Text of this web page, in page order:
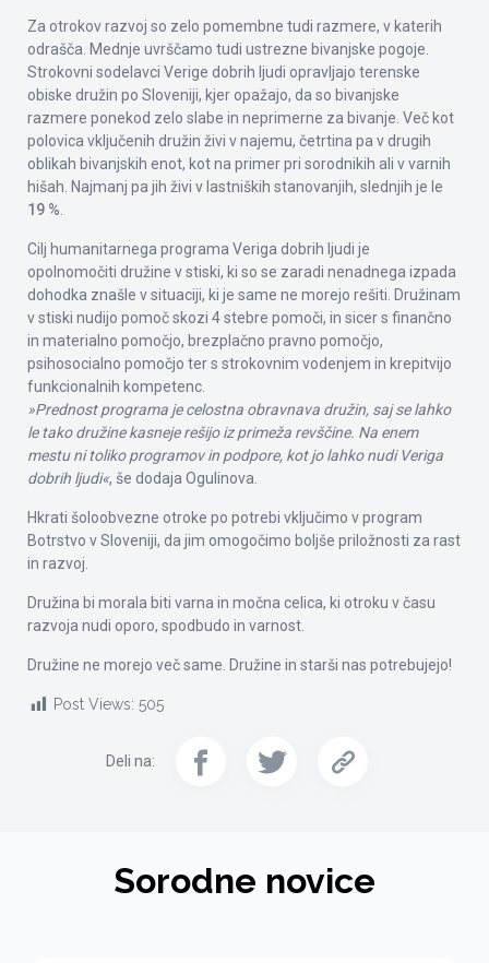
Za otrokov razvoj so zelo pomembne tudi razmere, v katerih
odrašča. Mednje uvrščamo tudi ustrezne bivanjske pogoje.
Strokovni sodelavci Verige dobrih ljudi opravljajo terenske
obiske družin po Sloveniji, kjer opažajo, da so bivanjske
razmere ponekod zelo slabe in neprimerne za bivanje. Več kot
polovica vključenih družin živi v najemu, četrtina pa v drugih
oblikah bivanjskih enot, kot na primer pri sorodnikih ali v varnih
hišah. Najmanj pa jih živi v lastniških stanovanjih, slednjih je le
19 %.
Cilj humanitarnega programa Veriga dobrih ljudi je
opolnomočiti družine v stiski, ki so se zaradi nenadnega izpada
dohodka znašle v situaciji, ki je same ne morejo rešiti. Družinam
v stiski nudijo pomoč skozi 4 stebre pomoči, in sicer s finančno
in materialno pomočjo, brezplačno pravno pomočjo,
psihosocialno pomočjo ter s strokovnim vodenjem in krepitvijo
funkcionalnih kompetenc.
»Prednost programa je celostna obravnava družin, saj se lahko
le tako družine kasneje rešijo iz primeža revščine. Na enem
mestu ni toliko programov in podpore, kot jo lahko nudi Veriga
dobrih ljudi«, še dodaja Ogulinova.
Hkrati šoloobvezne otroke po potrebi vključimo v program
Botrstvo v Sloveniji, da jim omogočimo boljše priložnosti za rast
in razvoj.
Družina bi morala biti varna in močna celica, ki otroku v času
razvoja nudi oporo, spodbudo in varnost.
Družine ne morejo več same. Družine in starši nas potrebujejo!
Post Views: 505
Deli na:
Sorodne novice